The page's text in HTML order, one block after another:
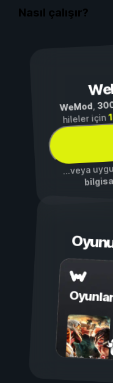
Nasıl çalışır?
WeMod,
hileler için
...veya